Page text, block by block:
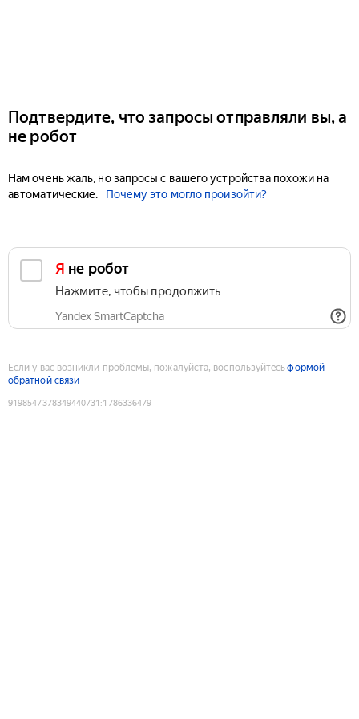
Подтвердите, что запросы отправляли вы, а
не робот
Нам очень жаль, но запросы с вашего устройства похожи на
автоматические.
Почему это могло произойти?
Я не робот
Нажмите, чтобы продолжить
Yandex SmartCaptcha
Если у вас возникли проблемы, пожалуйста, воспользуйтесьформой
обратной связи
9198547378349440731 :1786336479